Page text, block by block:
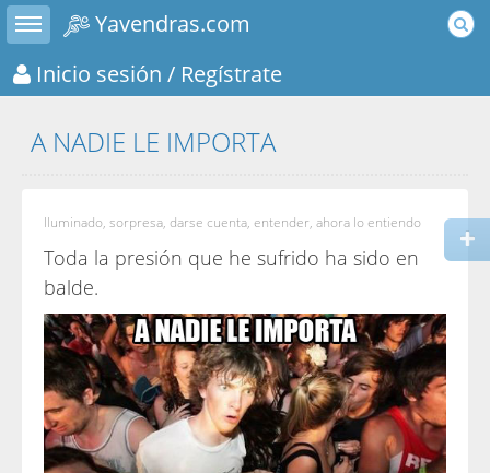
Toggle sidebar
Yavendras.com
Inicio sesión / Regístrate
A NADIE LE IMPORTA
Iluminado, sorpresa, darse cuenta, entender, ahora lo entiendo
Toda la presión que he sufrido ha sido en
balde.